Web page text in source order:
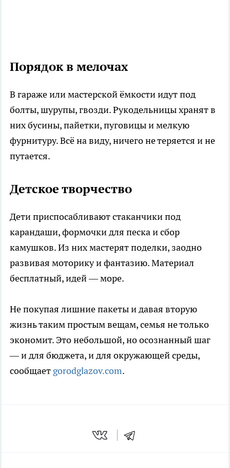
Порядок в мелочах
В гараже или мастерской ёмкости идут под
болты, шурупы, гвозди. Рукодельницы хранят в
них бусины, пайетки, пуговицы и мелкую
фурнитуру. Всё на виду, ничего не теряется и не
путается.
Детское творчество
Дети приспосабливают стаканчики под
карандаши, формочки для песка и сбор
камушков. Из них мастерят поделки, заодно
развивая моторику и фантазию. Материал
бесплатный, идей — море.
Не покупая лишние пакеты и давая вторую
жизнь таким простым вещам, семья не только
экономит. Это небольшой, но осознанный шаг
— и для бюджета, и для окружающей среды,
сообщает gorodglazov.com.